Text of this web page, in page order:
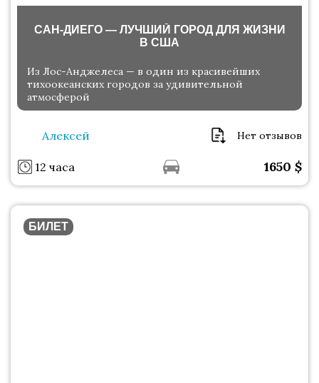
САН-ДИЕГО — ЛУЧШИЙ ГОРОД ДЛЯ ЖИЗНИ
В США
Из Лос-Анджелеса — в один из красивейших
тихоокеанских городов за удивительной
атмосферой
Алексей Нет отзывов
12 часа 1650 $
БИЛЕТ